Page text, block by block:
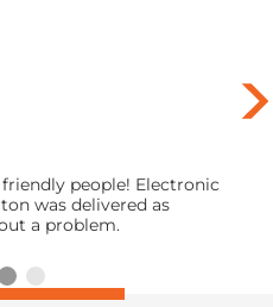
people! Electronic
was delivered as
a problem.